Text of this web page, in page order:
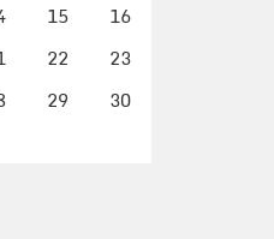
15
16
22
23
29
30